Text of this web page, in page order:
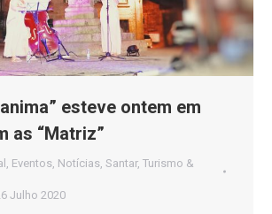
esteve ontem em
as “Matriz”
, Eventos, Notícias, Santar, Turismo &
Julho 2020